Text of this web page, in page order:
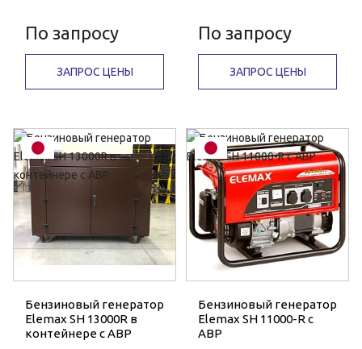
По запросу
ЗАПРОС ЦЕНЫ
По запросу
ЗАПРОС ЦЕНЫ
Бензиновый генератор
Elemax SH 13000R в
контейнере с АВР
Бензиновый генератор
Elemax SH 11000-R с
АВР